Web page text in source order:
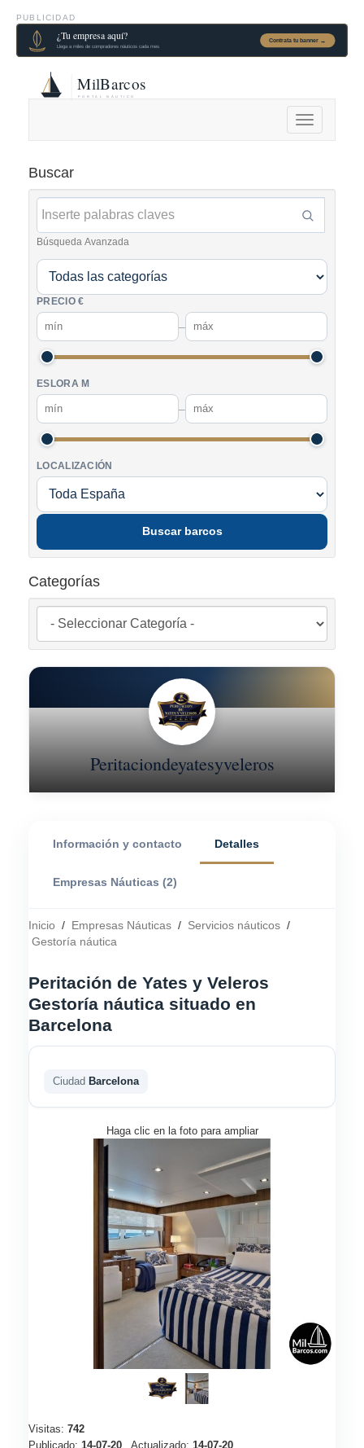
PUBLICIDAD
Alternar
navegación
Buscar
Búsqueda Avanzada
PRECIO €
–
ESLORA M
–
LOCALIZACIÓN
Buscar barcos
Categorías
Peritaciondeyatesyveleros
Información y contacto Detalles
Empresas Náuticas (2)
Inicio / Empresas Náuticas / Servicios náuticos /
Gestoría náutica
Peritación de Yates y Veleros
Gestoría náutica situado en
Barcelona
Ciudad Barcelona
Haga clic en la foto para ampliar
Visitas: 742
Publicado: 14-07-20 Actualizado: 14-07-20